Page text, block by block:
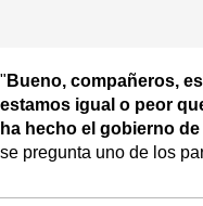
" Bueno, compañeros,
estamos igual o peor
ha hecho el gobierno
se pregunta uno de los